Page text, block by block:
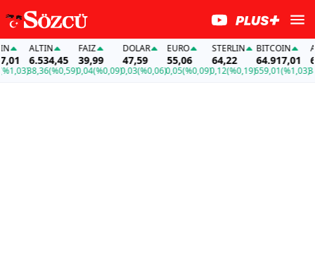
ALTIN
6.534,45
38,36(%0,59)
FAİZ
39,99
0,04(%0,09)
DOLAR
47,59
0,03(%0,06)
EURO
55,06
0,05(%0,09)
STERLIN
64,22
0,12(%0,19)
BITCOIN
64.917,01
659,01(%1,03)